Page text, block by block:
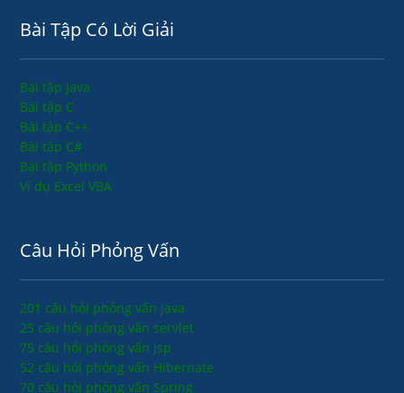
Bài Tập Có Lời Giải
Bài tập Java
Bài tập C
Bài tập C++
Bài tập C#
Bài tập Python
Ví dụ Excel VBA
Câu Hỏi Phỏng Vấn
201 câu hỏi phỏng vấn java
25 câu hỏi phỏng vấn servlet
75 câu hỏi phỏng vấn jsp
52 câu hỏi phỏng vấn Hibernate
70 câu hỏi phỏng vấn Spring